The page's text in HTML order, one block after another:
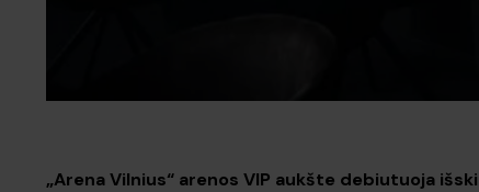
„Arena Vilnius“ arenos VIP aukšte debiutuoja